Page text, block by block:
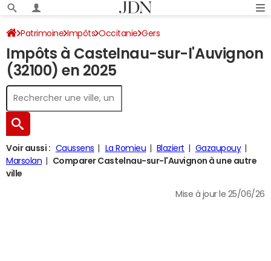
Patrimoine Impôts Occitanie Gers
Castelnau-sur-l'Auvignon Impôt sur le revenu
Impôts à Castelnau-sur-l'Auvignon
(32100) en 2025
Voir aussi : Caussens La Romieu Blaziert
Gazaupouy
Marsolan
Comparer Castelnau-sur-l'Auvignon à une autre
ville
Mise à jour le 25/06/26